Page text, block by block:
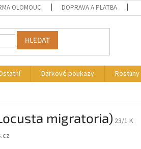
OLOMOUC DOPRAVA A PLATBA
HLEDAT
Dárkové poukazy Rostliny
migratoria) 23/1 K